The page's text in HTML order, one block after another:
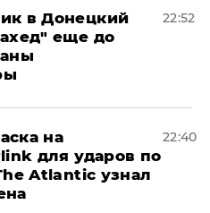
в Донецкий
еще до
22:52
на
для ударов по
Atlantic узнал
22:40